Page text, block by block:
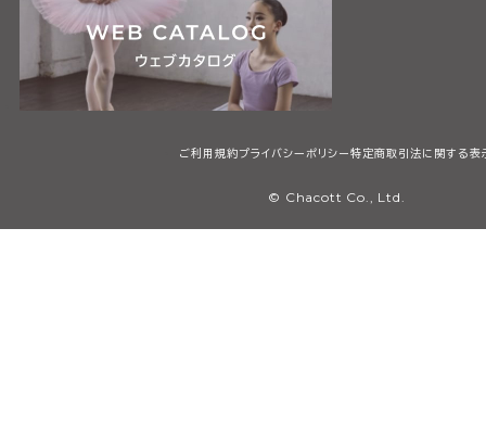
ご利用規約プライバシーポリシー特定商取引法に関する表
© Chacott Co., Ltd.